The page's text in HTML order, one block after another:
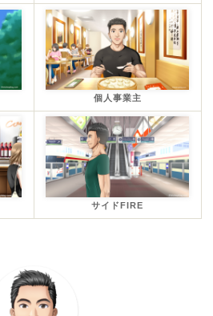
個人事業主
サイドFIRE